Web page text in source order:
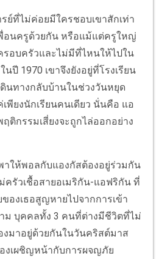
ย์ที่ไม่ค่อยมีใครชอบเขาสักเท่า
อนครูด้วยกัน หรือแม้แต่ครูใหญ่
รอบครัวและไม่มีที่ไหนให้ไปใน
ปี 1970 เขาจึงยังอยู่ที่โรงเรียน
ดินทางกลับบ้านในช่วงวันหยุด
พียงนักเรียนคนเดียว นั่นคือ แอ
ติกรรมเสี่ยงจะถูกไล่ออกอย่าง
ให้พอลกับแองกัสต้องอยู่ร่วมกัน
รัวเชื้อสายอเมริกัน-แอฟริกัน ที่
องเธอสูญหายไปจากการเข้า
ม บุคคลทั้ง 3 คนที่ต่างมีชีวิตที่ไม่
งมาอยู่ด้วยกันในวันคริสต์มาส
งเผชิญหน้ากับการผจญภัย